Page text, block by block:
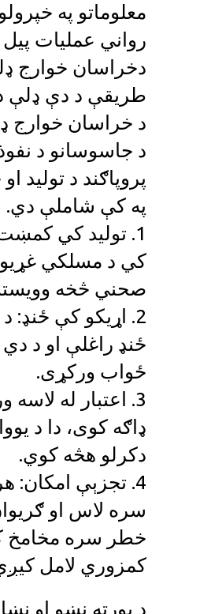
معلوماتو په
رواني عملیات
دخراسان خوارج
طریقې د دې ډلې د
د خراسان خوارج
د جاسوسانو د
پروپاګند د
په کې شاملې دي.
1. تولید کي
کي د مسلکي
صحني څخه
2. اړیکو کې ځنډ:
ځنډ راغلې او د
ځواب ورکړی.
3. اعتبار له
ډاګه کوی، دا د
دکرلو هڅه کوي.
4. تجزېې
سره لاس او
خطر سره مخامخ
کمزوري لامل
د پورته نښو او